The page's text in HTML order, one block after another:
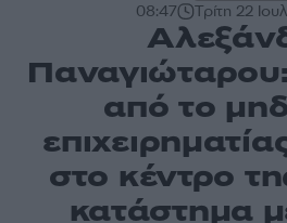
08:47 Τρίτη 22
από το
στο κέντρο
κατάστημα